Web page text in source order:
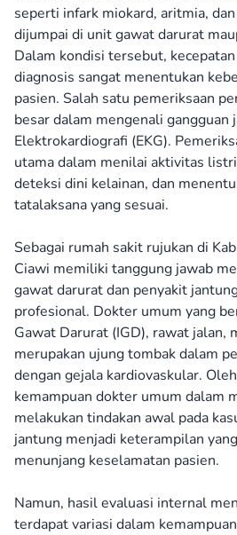
seperti infark miokard, aritmia,
dijumpai di unit gawat darurat
Dalam kondisi tersebut,
diagnosis sangat menentukan
pasien. Salah satu pemeriksaan
besar dalam mengenali gangguan
Elektrokardiografi (EKG).
utama dalam menilai aktivitas
deteksi dini kelainan, dan
tatalaksana yang sesuai.
Sebagai rumah sakit rujukan di
Ciawi memiliki tanggung jawab
gawat darurat dan penyakit
profesional. Dokter umum yang
Gawat Darurat (IGD), rawat jalan,
merupakan ujung tombak dalam
dengan gejala kardiovaskular.
kemampuan dokter umum dalam
melakukan tindakan awal pada
jantung menjadi keterampilan
menunjang keselamatan pasien.
Namun, hasil evaluasi internal
terdapat variasi dalam